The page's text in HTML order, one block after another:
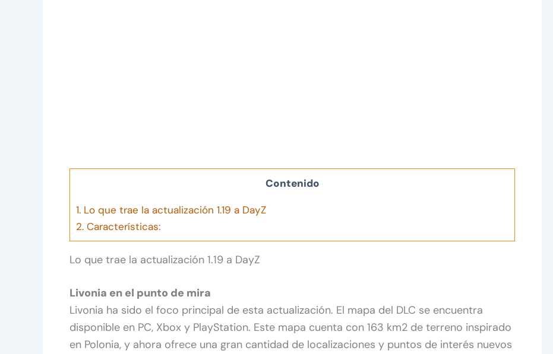
Contenido
1. Lo que trae la actualización 1.19 a DayZ
2. Características:
Lo que trae la actualización 1.19 a DayZ
Livonia en el punto de mira
Livonia ha sido el foco principal de esta actualización. El mapa del DLC se encuentra
disponible en PC, Xbox y PlayStation. Este mapa cuenta con 163 km2 de terreno inspirado
en Polonia, y ahora ofrece una gran cantidad de localizaciones y puntos de interés nuevos